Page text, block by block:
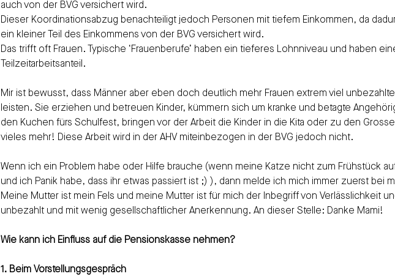
auch von der BVG versichert wird.
Dieser Koordinationsabzug benachteiligt jedoch Personen mit tiefem Einkommen, da
ein kleiner Teil des Einkommens von der BVG versichert wird.
Das trifft oft Frauen. Typische ‘Frauenberufe’ haben ein tieferes Lohnniveau und haben
Teilzeitarbeitsanteil.
Mir ist bewusst, dass Männer aber eben doch deutlich mehr Frauen extrem viel
leisten. Sie erziehen und betreuen Kinder, kümmern sich um kranke und betagte
den Kuchen fürs Schulfest, bringen vor der Arbeit die Kinder in die Kita oder zu den
vieles mehr! Diese Arbeit wird in der AHV miteinbezogen in der BVG jedoch nicht.
Wenn ich ein Problem habe oder Hilfe brauche (wenn meine Katze nicht zum Frühstück
und ich Panik habe, dass ihr etwas passiert ist ;) ), dann melde ich mich immer zuerst bei
Meine Mutter ist mein Fels und meine Mutter ist für mich der Inbegriff von Verlässlichkeit
unbezahlt und mit wenig gesellschaftlicher Anerkennung. An dieser Stelle: Danke Mami!
Wie kann ich Einfluss auf die Pensionskasse nehmen?
1. Beim Vorstellungsgespräch